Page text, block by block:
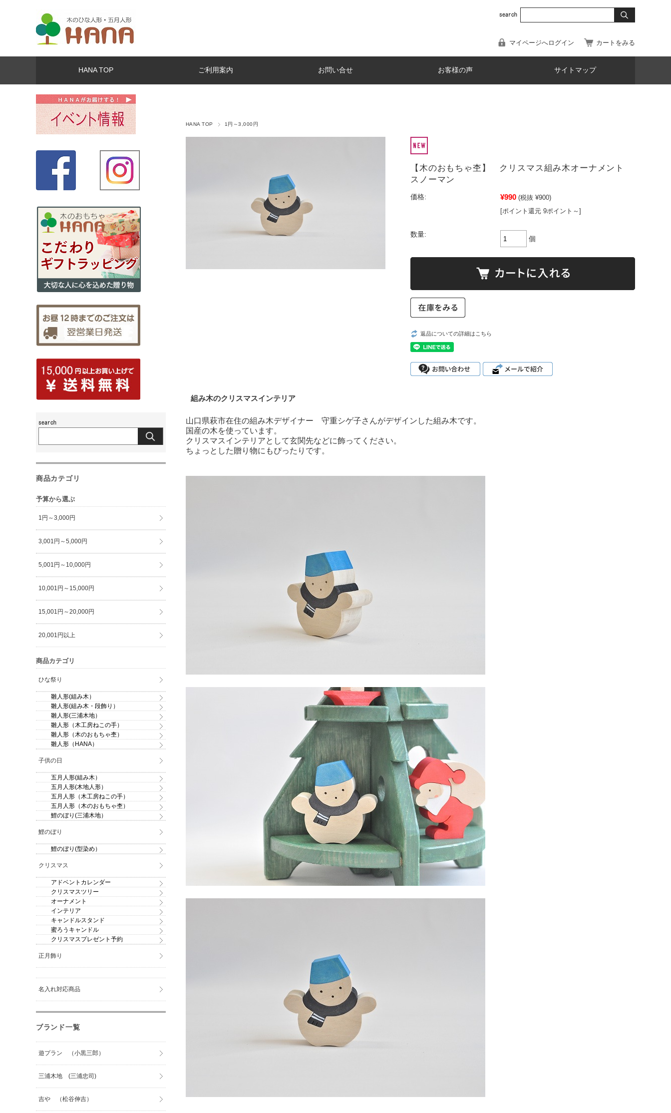
マイページへログイン カートをみる
HANA TOP ご利用案内 お問い合せ お客様の声 サイトマップ
HANA TOP 1円～3,000円
【木のおもちゃ杢】 クリスマス組み木オーナメント
スノーマン
価格: ¥990 (税抜 ¥900)
[ポイント還元 9ポイント～]
数量:
個
返品についての詳細はこちら
組み木のクリスマスインテリア
山口県萩市在住の組み木デザイナー 守重シゲ子さんがデザインした組み木です。
国産の木を使っています。
クリスマスインテリアとして玄関先などに飾ってください。
ちょっとした贈り物にもぴったりです。
商品カテゴリ
予算から選ぶ
1円～3,000円
3,001円～5,000円
5,001円～10,000円
10,001円～15,000円
15,001円～20,000円
20,001円以上
商品カテゴリ
ひな祭り
雛人形(組み木）
雛人形(組み木・段飾り）
雛人形(三浦木地）
雛人形（木工房ねこの手）
雛人形（木のおもちゃ杢）
雛人形（HANA）
子供の日
五月人形(組み木）
五月人形(木地人形）
五月人形（木工房ねこの手）
五月人形（木のおもちゃ杢）
鯉のぼり(三浦木地）
鯉のぼり
鯉のぼり(型染め）
クリスマス
アドベントカレンダー
クリスマスツリー
オーナメント
インテリア
キャンドルスタンド
蜜ろうキャンドル
クリスマスプレゼント予約
正月飾り
名入れ対応商品
ブランド一覧
遊プラン （小黒三郎）
三浦木地 (三浦忠司)
吉や （松谷伸吉）